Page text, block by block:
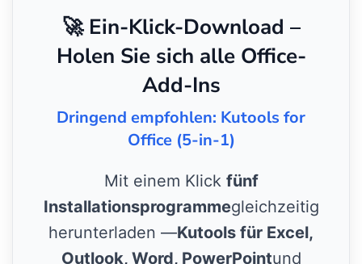
🚀 Ein-Klick-Download –
Holen Sie sich alle Office-
Add-Ins
Dringend empfohlen: Kutools for
Office (5-in-1)
Mit einem Klick fünf
Installationsprogrammegleichzeitig
herunterladen —Kutools für Excel,
Outlook, Word, PowerPointund